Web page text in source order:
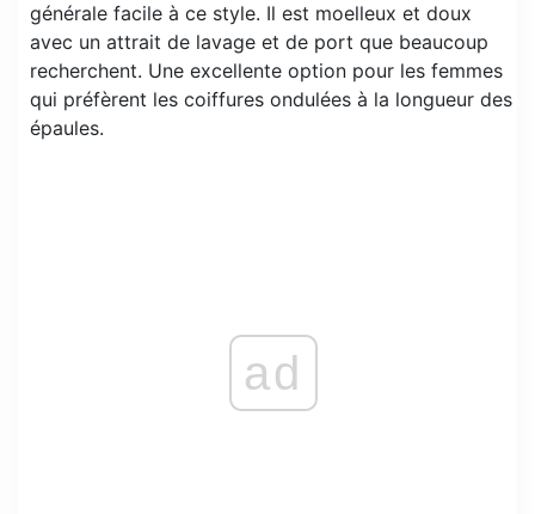
générale facile à ce style. Il est moelleux et doux
avec un attrait de lavage et de port que beaucoup
recherchent. Une excellente option pour les femmes
qui préfèrent les coiffures ondulées à la longueur des
épaules.
ad